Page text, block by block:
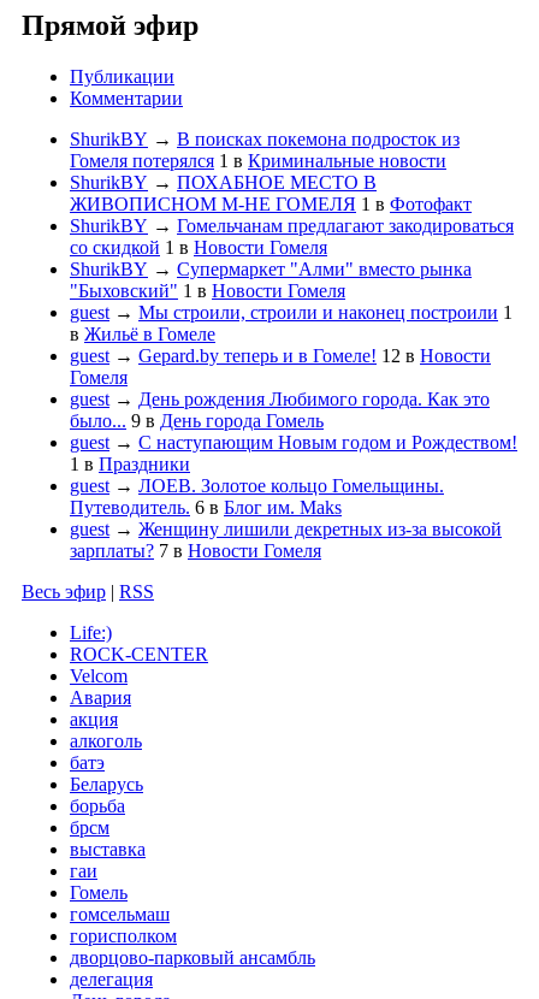
Прямой эфир
Публикации
Комментарии
ShurikBY → В поисках покемона подросток из
Гомеля потерялся 1 в Криминальные новости
ShurikBY → ПОХАБНОЕ МЕСТО В
ЖИВОПИСНОМ М-НЕ ГОМЕЛЯ 1 в Фотофакт
ShurikBY → Гомельчанам предлагают закодироваться
со скидкой 1 в Новости Гомеля
ShurikBY → Супермаркет "Алми" вместо рынка
"Быховский" 1 в Новости Гомеля
guest → Мы строили, строили и наконец построили 1
в Жильё в Гомеле
guest → Gepard.by теперь и в Гомеле! 12 в Новости
Гомеля
guest → День рождения Любимого города. Как это
было... 9 в День города Гомель
guest → С наступающим Новым годом и Рождеством!
1 в Праздники
guest → ЛОЕВ. Золотое кольцо Гомельщины.
Путеводитель. 6 в Блог им. Maks
guest → Женщину лишили декретных из-за высокой
зарплаты? 7 в Новости Гомеля
Весь эфир | RSS
Life:)
ROCK-CENTER
Velcom
Авария
акция
алкоголь
батэ
Беларусь
борьба
брсм
выставка
гаи
Гомель
гомсельмаш
горисполком
дворцово-парковый ансамбль
делегация